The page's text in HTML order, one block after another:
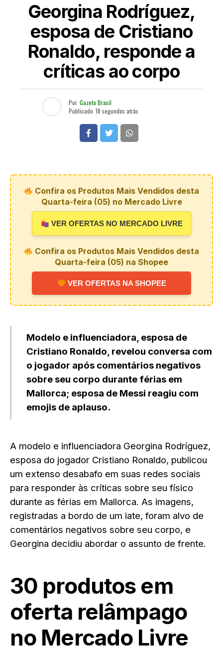
Georgina Rodríguez,
esposa de Cristiano
Ronaldo, responde a
críticas ao corpo
Por Gazeta Brasil
Publicado 18 segundos atrás
Confira os Produtos Mais Vendidos desta
Quarta-feira (05) no Mercado Livre
VER OFERTAS NO MERCADO LIVRE
Confira os Produtos Mais Vendidos desta
Quarta-feira (05) na Shopee
VER OFERTAS NA SHOPEE
Modelo e influenciadora, esposa de
Cristiano Ronaldo, revelou conversa com
o jogador após comentários negativos
sobre seu corpo durante férias em
Mallorca; esposa de Messi reagiu com
emojis de aplauso.
A modelo e influenciadora Georgina Rodríguez,
esposa do jogador Cristiano Ronaldo, publicou
um extenso desabafo em suas redes sociais
para responder às críticas sobre seu físico
durante as férias em Mallorca. As imagens,
registradas a bordo de um iate, foram alvo de
comentários negativos sobre seu corpo, e
Georgina decidiu abordar o assunto de frente.
30 produtos em
oferta relâmpago
no Mercado Livre